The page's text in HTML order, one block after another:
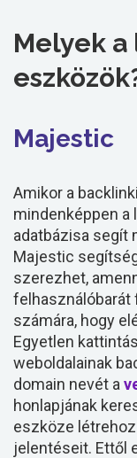
Melyek
Majestic
Amikor a
mindenképpen a
adatbázisa segít
Majestic
szerezhet,
felhasználóbarát
számára, hogy
Egyetlen
weboldalainak
domain nevét a
honlapjának
eszköze
jelentéseit. Ettől